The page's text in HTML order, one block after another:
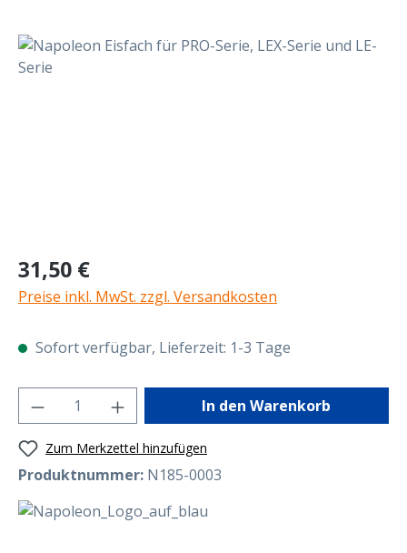
Bildergalerie überspringen
Regulärer Preis:
31,50 €
Preise inkl. MwSt. zzgl. Versandkosten
Sofort verfügbar, Lieferzeit: 1-3 Tage
Produkt Anzahl: Gib den gewünschten
In den Warenkorb
Zum Merkzettel hinzufügen
Produktnummer: N185-0003